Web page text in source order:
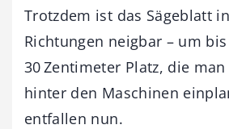
Trotzdem ist das Sägeblatt
Richtungen neigbar – um bis
30 Zentimeter Platz, die
hinter den Maschinen
entfallen nun.